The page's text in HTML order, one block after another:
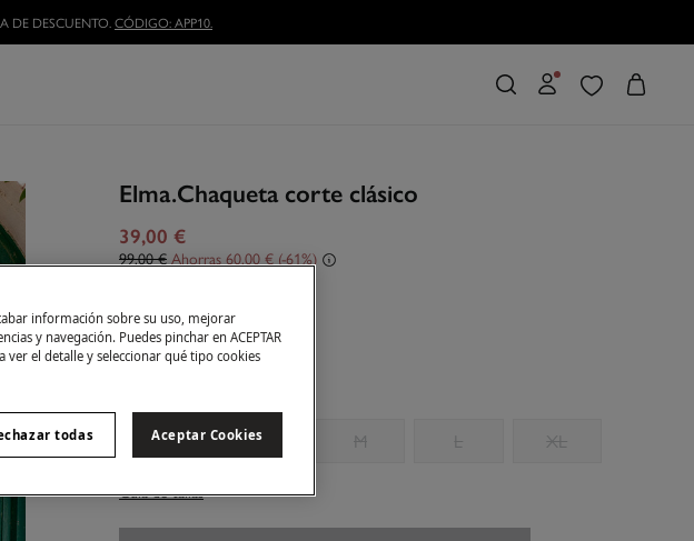
LAS VENTAJAS
Elma.Chaqueta corte clásico
39,00 €
99,00 € Ahorras 60,00 € 61
XS
S M L XL
Guía de tallas
información sobre su uso, mejorar
y navegación. Puedes pinchar en ACEPTAR
el detalle y seleccionar qué tipo cookies
todas Aceptar Cookies